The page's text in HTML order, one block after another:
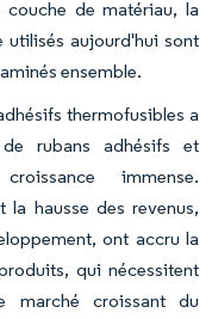
de matériau, la
utilisés aujourd'hui sont
ensemble.
thermofusibles a
rubans adhésifs et
immense.
hausse des revenus,
ont accru la
qui nécessitent
marché croissant du